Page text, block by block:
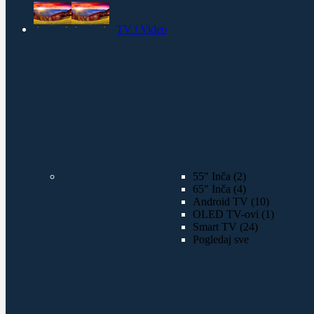
TV i Video
55" Inča (2)
65" Inča (4)
Android TV (10)
OLED TV-ovi (1)
Smart TV (24)
Pogledaj sve